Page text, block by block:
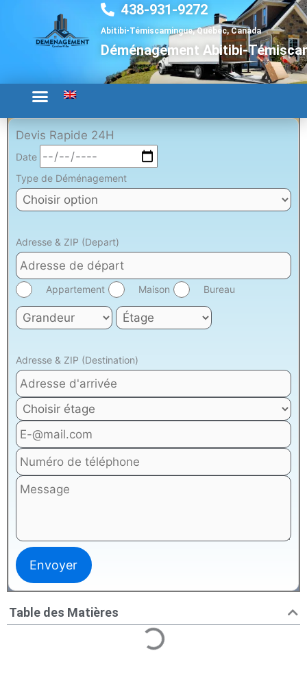
contenu
438-931-9272
Abitibi-Témiscamingue, Québec, Canada
Déménagement Abitibi-
Devis Rapide 24H
Date
Type de Déménagement
Adresse & ZIP (Depart)
Appartement Maison Bureau
Adresse & ZIP (Destination)
Table des Matières